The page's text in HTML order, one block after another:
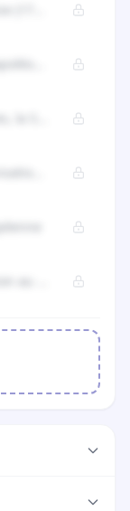
(17...
la S...
au ...